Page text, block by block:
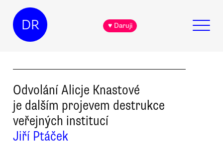
DR ♥ Daruji
Odvolání Alicje Knastové
je dalším projevem destrukce
veřejných institucí
Jiří Ptáček